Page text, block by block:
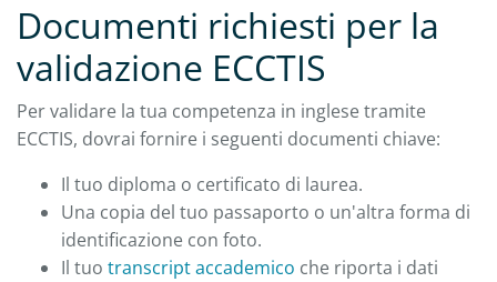
Documenti richiesti per la
validazione ECCTIS
Per validare la tua competenza in inglese tramite
ECCTIS, dovrai fornire i seguenti documenti chiave:
Il tuo diploma o certificato di laurea.
Una copia del tuo passaporto o un'altra forma di
identificazione con foto.
Il tuo transcript accademico che riporta i dati